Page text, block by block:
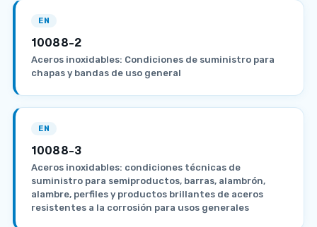
EN
10088-2
Aceros inoxidables: Condiciones de suministro para
chapas y bandas de uso general
EN
10088-3
Aceros inoxidables: condiciones técnicas de
suministro para semiproductos, barras, alambrón,
alambre, perfiles y productos brillantes de aceros
resistentes a la corrosión para usos generales